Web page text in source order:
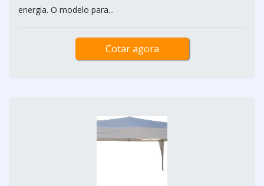
energia. O modelo para...
Cotar agora